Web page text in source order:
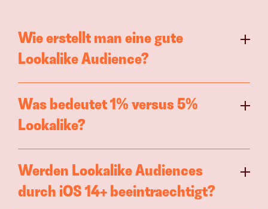
Wie erstellt man eine gute
Lookalike Audience?
Was bedeutet 1% versus 5%
Lookalike?
Werden Lookalike Audiences
durch iOS 14+ beeintraechtigt?